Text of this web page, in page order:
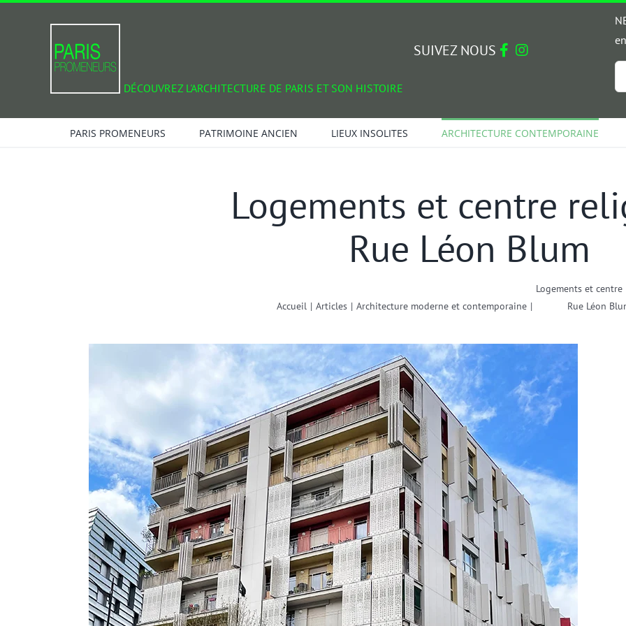
DÉCOUVREZ L'ARCHITECTURE DE PARIS ET SON HISTOIRE
SUIVEZ NOUS
*
PARIS PROMENEURS PATRIMOINE ANCIEN LIEUX INSOLITES ARCHITECTURE CONTEMPORAINE
Logements et centre
Rue Léon Blum
Accueil | Articles | Architecture moderne et contemporaine |
Logements et
Rue Léon